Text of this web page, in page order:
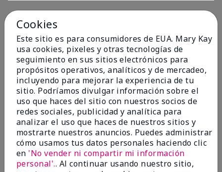
OPINIONES
4.9
299 Reseñas
Escribir Una Opinión
99%
de los encuestados recomendaría a un amigo.
5 estrellas 287
Cookies
Este sitio es para consumidores de EUA. Mary Kay
usa cookies, pixeles y otras tecnologías de
seguimiento en sus sitios electrónicos para
propósitos operativos, analíticos y de mercadeo,
incluyendo para mejorar la experiencia de tu
sitio. Podríamos divulgar información sobre el
uso que haces del sitio con nuestros socios de
redes sociales, publicidad y analítica para
analizar el uso que haces de nuestros sitios y
mostrarte nuestros anuncios. Puedes administrar
cómo usamos tus datos personales haciendo clic
en 'No vender ni compartir mi información
personal'.. Al continuar usando nuestro sitio,